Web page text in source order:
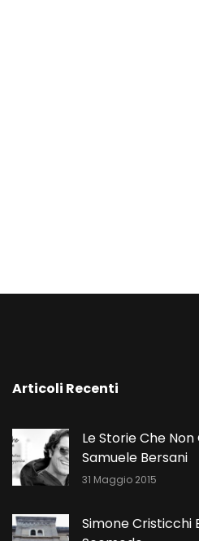
Articoli Recenti
Le Storie Che
Samuele Bersani
31 Maggio 2015
Simone Cristicchi